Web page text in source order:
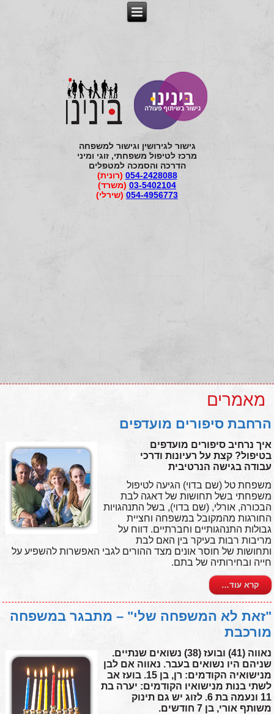
גישור לגירושין וגישור למשפחה
מרכז לטיפול משפחתי, זוגי ומיני
הדרכה והסמכה למטפלים
054-2428088 (רונית)
03-5402104 (משרד)
054-4956773 (שירלי)
מאמרים
הרחבת סיפורים מועדפים
איך נרחיב סיפורים מועדפים
בטיפול?קצת על רעיונות ודרכי
עבודהבגישה הנרטיבית
משפחת טל (שם בדוי) הגיעה לטיפול
משפחתי בשל תחושות של דאגה לבת
הבכורה, אורלי, (שם בדוי), בשל התנהגויות
החורגות מהמקובל במשפחה וחציית
גבולות התנהגותיים וחברתיים. דווח על
מריבות רבות בעיקר בין האם לבת
ותחושות של חוסר אונים מצד ההורים לגבי האפשרות להשפיע על
חייה ובחירותיה של בתם.
קרא עוד…
"זאת לא המשפחה שלי" – מתבגר במשפחה
מורכבת
נאווה (41) ובועז (38) נשואים שנתיים.
שניהם היו נשואים בעבר. נאווה אם לבן
מנישואיה הקודמים: רן, בן 15. בועז אב
לשתי בנות מנישואיו הקודמים: יערה בת
11 ונעמה בת 6. לזוג יש גם תינוק
משותף אורי, בן 7 חודשים.